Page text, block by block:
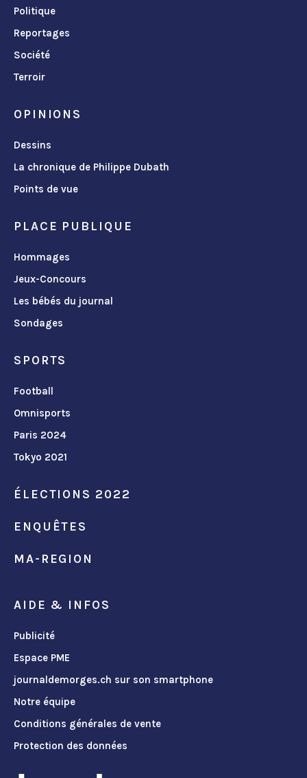
Politique
Reportages
Société
Terroir
OPINIONS
Dessins
La chronique de Philippe Dubath
Points de vue
PLACE PUBLIQUE
Hommages
Jeux-Concours
Les bébés du journal
Sondages
SPORTS
Football
Omnisports
Paris 2024
Tokyo 2021
ÉLECTIONS 2022
ENQUÊTES
MA-REGION
AIDE & INFOS
Publicité
Espace PME
journaldemorges.ch sur son smartphone
Notre équipe
Conditions générales de vente
Protection des données